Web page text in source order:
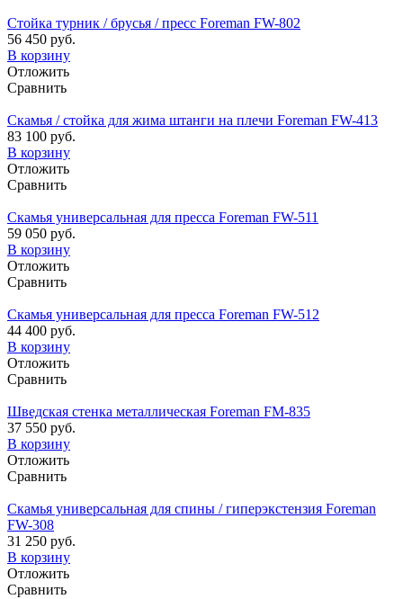
Стойка турник / брусья / пресс Foreman FW-802
56 450 руб.
В корзину
Отложить
Сравнить
Скамья / стойка для жима штанги на плечи Foreman FW-413
83 100 руб.
В корзину
Отложить
Сравнить
Скамья универсальная для пресса Foreman FW-511
59 050 руб.
В корзину
Отложить
Сравнить
Скамья универсальная для пресса Foreman FW-512
44 400 руб.
В корзину
Отложить
Сравнить
Шведская стенка металлическая Foreman FM-835
37 550 руб.
В корзину
Отложить
Сравнить
Скамья универсальная для спины / гиперэкстензия Foreman
FW-308
31 250 руб.
В корзину
Отложить
Сравнить